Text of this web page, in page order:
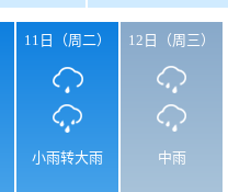
11日（周二）
小雨转大雨
12日（周三）
中雨